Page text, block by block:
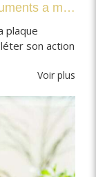
Brossettes et fil dentaire : des instruments a mettre entre toutes les dents
plaque
son action
Voir plus